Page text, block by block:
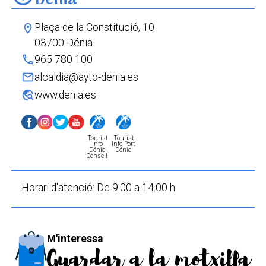
location_on Plaça de la Constitució, 10
03700 Dénia
phone965 780 100
mailalcaldia@ayto-denia.es
travel_explorewww.denia.es
Tourist
Info
Dénia
Consell
Tourist
Info Port
Dénia
Horari d'atenció: De 9.00 a 14.00 h
M'interessa
Guardar a la motxilla